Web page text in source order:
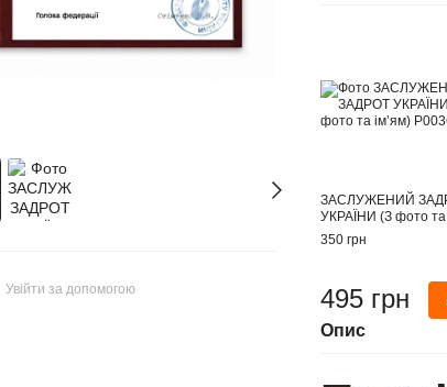
Увійти за допомогою
ЗАСЛУЖЕНИЙ
УКРАЇНИ (З фото та
350 грн
495 грн
Опис